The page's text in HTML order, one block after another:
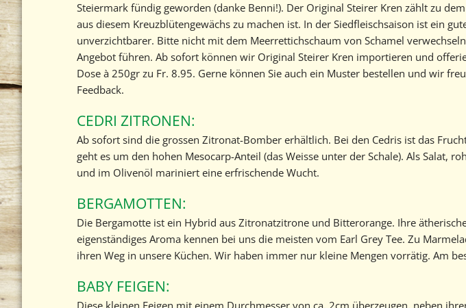
Steiermark fündig geworden (danke Benni!). Der Original Steirer Kren zählt zu
aus diesem Kreuzblütengewächs zu machen ist. In der Siedfleischsaison ist ein
unverzichtbarer. Bitte nicht mit dem Meerrettichschaum von Schamel
Angebot führen. Ab sofort können wir Original Steirer Kren importieren und
Dose à 250gr zu Fr. 8.95. Gerne können Sie auch ein Muster bestellen und wir
Feedback.
CEDRI ZITRONEN:
Ab sofort sind die grossen Zitronat-Bomber erhältlich. Bei den Cedris ist das
geht es um den hohen Mesocarp-Anteil (das Weisse unter der Schale). Als Salat,
und im Olivenöl mariniert eine erfrischende Wucht.
BERGAMOTTEN:
Die Bergamotte ist ein Hybrid aus Zitronatzitrone und Bitterorange. Ihre
eigenständiges Aroma kennen bei uns die meisten vom Earl Grey Tee. Zu
ihren Weg in unsere Küchen. Wir haben immer nur kleine Mengen vorrätig. Am
BABY FEIGEN: